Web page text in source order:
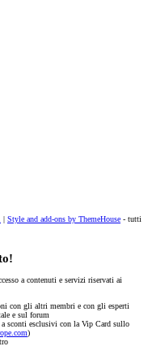
Style and add-ons by ThemeHouse - tutti
a contenuti e servizi riservati ai
con gli altri membri e con gli esperti
e sul forum
sconti esclusivi con la Vip Card sullo
)